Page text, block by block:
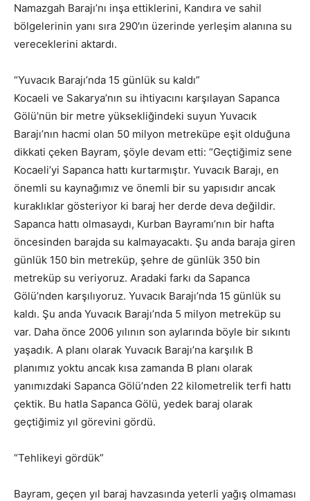
Namazgah Barajı’nı inşa ettiklerini, Kandıra ve sahil
bölgelerinin yanı sıra 290′ın üzerinde yerleşim alanına su
vereceklerini aktardı.
“Yuvacık Barajı’nda 15 günlük su kaldı”
Kocaeli ve Sakarya’nın su ihtiyacını karşılayan Sapanca
Gölü’nün bir metre yüksekliğindeki suyun Yuvacık
Barajı’nın hacmi olan 50 milyon metreküpe eşit olduğuna
dikkati çeken Bayram, şöyle devam etti: “Geçtiğimiz sene
Kocaeli’yi Sapanca hattı kurtarmıştır. Yuvacık Barajı, en
önemli su kaynağımız ve önemli bir su yapısıdır ancak
kuraklıklar gösteriyor ki baraj her derde deva değildir.
Sapanca hattı olmasaydı, Kurban Bayramı’nın bir hafta
öncesinden barajda su kalmayacaktı. Şu anda baraja giren
günlük 150 bin metreküp, şehre de günlük 350 bin
metreküp su veriyoruz. Aradaki farkı da Sapanca
Gölü’nden karşılıyoruz. Yuvacık Barajı’nda 15 günlük su
kaldı. Şu anda Yuvacık Barajı’nda 5 milyon metreküp su
var. Daha önce 2006 yılının son aylarında böyle bir sıkıntı
yaşadık. A planı olarak Yuvacık Barajı’na karşılık B
planımız yoktu ancak kısa zamanda B planı olarak
yanımızdaki Sapanca Gölü’nden 22 kilometrelik terfi hattı
çektik. Bu hatla Sapanca Gölü, yedek baraj olarak
geçtiğimiz yıl görevini gördü.
“Tehlikeyi gördük”
Bayram, geçen yıl baraj havzasında yeterli yağış olmaması